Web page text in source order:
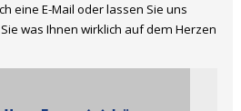
eine E-Mail oder lassen Sie uns
was Ihnen wirklich auf dem Herzen